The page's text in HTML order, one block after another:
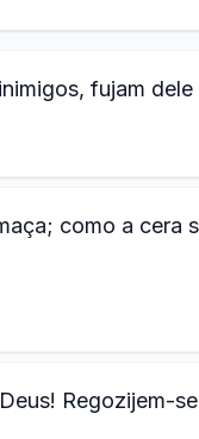
fujam
como a cera
Regozijem-